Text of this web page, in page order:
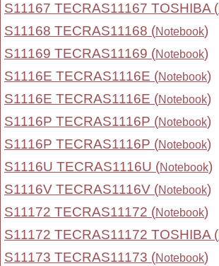
S11167 TECRAS11167 TOSHIBA (
S11168 TECRAS11168 (Notebook)
S11169 TECRAS11169 (Notebook)
S1116E TECRAS1116E (Notebook)
S1116E TECRAS1116E (Notebook)
S1116P TECRAS1116P (Notebook)
S1116P TECRAS1116P (Notebook)
S1116U TECRAS1116U (Notebook)
S1116V TECRAS1116V (Notebook)
S11172 TECRAS11172 (Notebook)
S11172 TECRAS11172 TOSHIBA (
S11173 TECRAS11173 (Notebook)